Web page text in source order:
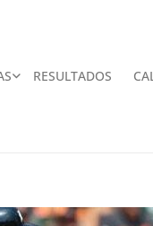
RESULTADOS